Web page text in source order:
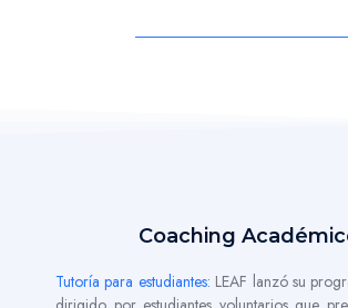
Coaching
Tutoría para estudiantes: LEAF lanzó su